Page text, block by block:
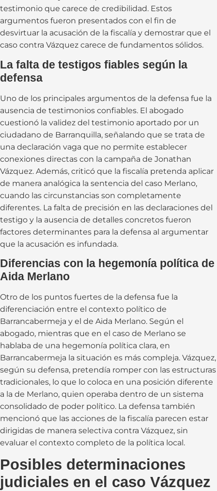
testimonio que carece de credibilidad. Estos
argumentos fueron presentados con el fin de
desvirtuar la acusación de la fiscalía y demostrar que el
caso contra Vázquez carece de fundamentos sólidos.
La falta de testigos fiables según la
defensa
Uno de los principales argumentos de la defensa fue la
ausencia de testimonios confiables. El abogado
cuestionó la validez del testimonio aportado por un
ciudadano de Barranquilla, señalando que se trata de
una declaración vaga que no permite establecer
conexiones directas con la campaña de Jonathan
Vázquez. Además, criticó que la fiscalía pretenda aplicar
de manera analógica la sentencia del caso Merlano,
cuando las circunstancias son completamente
diferentes. La falta de precisión en las declaraciones del
testigo y la ausencia de detalles concretos fueron
factores determinantes para la defensa al argumentar
que la acusación es infundada.
Diferencias con la hegemonía política de
Aida Merlano
Otro de los puntos fuertes de la defensa fue la
diferenciación entre el contexto político de
Barrancabermeja y el de Aida Merlano. Según el
abogado, mientras que en el caso de Merlano se
hablaba de una hegemonía política clara, en
Barrancabermeja la situación es más compleja. Vázquez,
según su defensa, pretendía romper con las estructuras
tradicionales, lo que lo coloca en una posición diferente
a la de Merlano, quien operaba dentro de un sistema
consolidado de poder político. La defensa también
mencionó que las acciones de la fiscalía parecen estar
dirigidas de manera selectiva contra Vázquez, sin
evaluar el contexto completo de la política local.
Posibles determinaciones
judiciales en el caso Vázquez